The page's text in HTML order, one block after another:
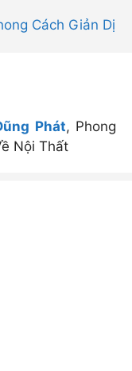
Cách Giản Dị
Phát, Phong
Nội Thất